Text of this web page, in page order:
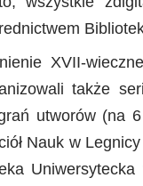
XVII-
także
utworów (na
Nauk w